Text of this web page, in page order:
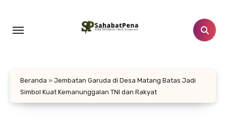
konten
Beranda » Jembatan Garuda di Desa Matang Batas Jadi
Simbol Kuat Kemanunggalan TNI dan Rakyat